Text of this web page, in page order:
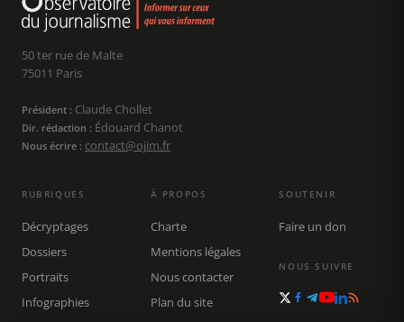
50 ter rue de Malte
75011 Paris
Président : Claude Chollet
Dir. rédaction : Édouard Chanot
Nous écrire : contact@ojim.fr
RUBRIQUES
Décryptages
Dossiers
Portraits
Infographies
À PROPOS
Charte
Mentions légales
Nous contacter
Plan du site
SOUTENIR
Faire un don
NOUS SUIVRE